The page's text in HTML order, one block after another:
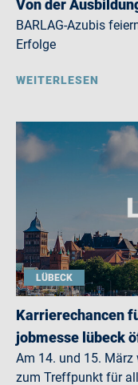
Von der
BARLAG-Azubis
Erfolge
WEITERLESEN
LÜBECK
Karrierechancen
jobmesse lübeck
Am 14. und 15.
zum Treffpunkt für